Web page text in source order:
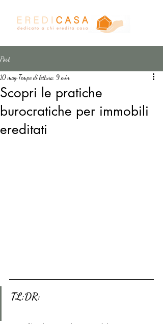
Post
Scopri le pratiche
burocratiche per immobili
ereditati
10 mag Tempo di lettura: 9 min
TL;DR: